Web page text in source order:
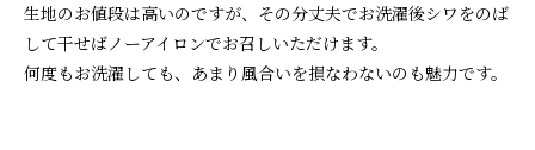
生地のお値段は高いのですが、その分丈夫でお洗濯後シワをのば
して干せばノーアイロンでお召しいただけます。
何度もお洗濯しても、あまり風合いを損なわないのも魅力です。